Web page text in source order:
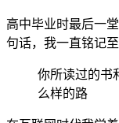
高中毕业时最后一
句话，我一直铭记
你所读过的书
么样的路